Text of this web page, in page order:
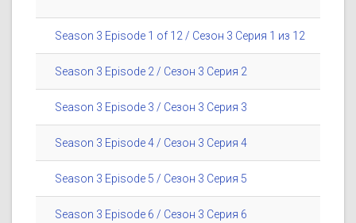
Season 3 Episode 1 of 12 / Сезон 3 Серия 1 из 12
Season 3 Episode 2 / Сезон 3 Серия 2
Season 3 Episode 3 / Сезон 3 Серия 3
Season 3 Episode 4 / Сезон 3 Серия 4
Season 3 Episode 5 / Сезон 3 Серия 5
Season 3 Episode 6 / Сезон 3 Серия 6